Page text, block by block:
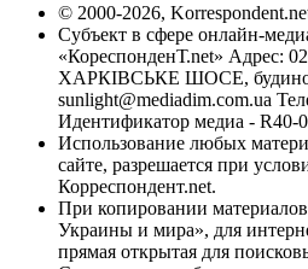
© 2000-2026,
Субъект в сфере онлайн-
«КореспонденТ.net» Адрес:
ХАРКІВСЬКЕ ШОСЕ, будинок
sunlight@mediadim.com.ua
Идентификатор медиа - R40-
Использование любых
сайте, разрешается при
Корреспондент.net.
При копировании
Украины и мира», для
прямая открытая для